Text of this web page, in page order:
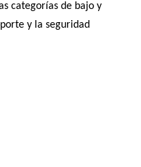
categorías de bajo y
y la seguridad